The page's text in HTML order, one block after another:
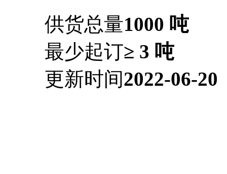
供货总量1000 吨
最少起订≥ 3 吨
更新时间2022-06-20